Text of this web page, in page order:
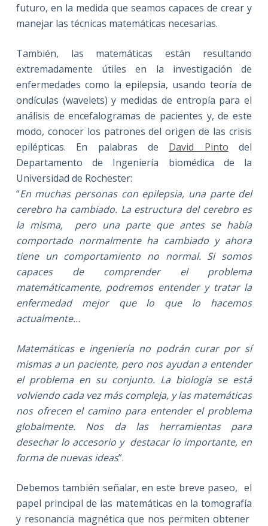
futuro, en la medida que seamos capaces de crear y
manejar las técnicas matemáticas necesarias.
También, las matemáticas están resultando
extremadamente útiles en la investigación de
enfermedades como la epilepsia, usando teoría de
ondículas (wavelets) y medidas de entropía para el
análisis de encefalogramas de pacientes y, de este
modo, conocer los patrones del origen de las crisis
epilépticas. En palabras de David Pinto del
Departamento de Ingeniería biomédica de la
Universidad de Rochester:
“En muchas personas con epilepsia, una parte del
cerebro ha cambiado. La estructura del cerebro es
la misma, pero una parte que antes se había
comportado normalmente ha cambiado y ahora
tiene un comportamiento no normal. Si somos
capaces de comprender el problema
matemáticamente, podremos entender y tratar la
enfermedad mejor que lo que lo hacemos
actualmente…
Matemáticas e ingeniería no podrán curar por sí
mismas a un paciente, pero nos ayudan a entender
el problema en su conjunto. La biología se está
volviendo cada vez más compleja, y las matemáticas
nos ofrecen el camino para entender el problema
globalmente. Nos da las herramientas para
desechar lo accesorio y destacar lo importante, en
forma de nuevas ideas”.
Debemos también señalar, en este breve paseo, el
papel principal de las matemáticas en la tomografía
y resonancia magnética que nos permiten obtener